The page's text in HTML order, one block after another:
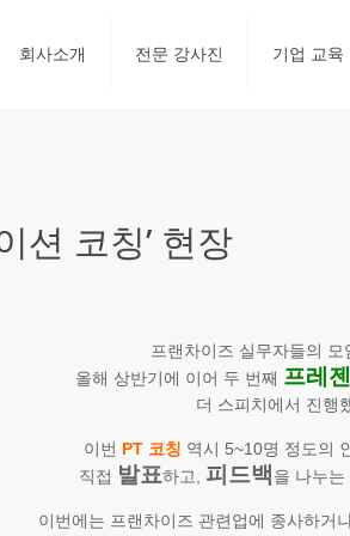
회사소개 전문 강사진 기업 교육
션 코칭’ 현장
프랜차이즈 실무자들의 모
올해 상반기에 이어 두 번째 프레
더 스피치에서 진행
이번 PT 코칭 역시 5~10명 정도의
직접 발표하고, 피드백을 나누는
이번에는 프랜차이즈 관련업에 종사하거